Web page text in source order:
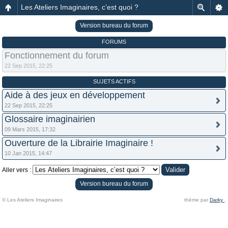
Les Ateliers Imaginaires, c’est quoi ?
Version bureau du forum
FORUMS
Fonctionnement du forum
22 Sep 2015, 22:25
SUJETS ACTIFS
Aide à des jeux en développement
22 Sep 2015, 22:25
Glossaire imaginairien
09 Mars 2015, 17:32
Ouverture de la Librairie Imaginaire !
10 Jan 2015, 14:47
Aller vers :
Version bureau du forum
© Les Ateliers Imaginaires thème par Darky